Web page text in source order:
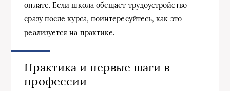
оплате. Если школа обещает трудоустройство
сразу после курса, поинтересуйтесь, как это
реализуется на практике.
Практика и первые шаги в
профессии